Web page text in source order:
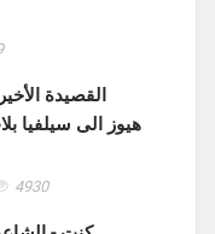
هيوز الى سيلفيا
4930